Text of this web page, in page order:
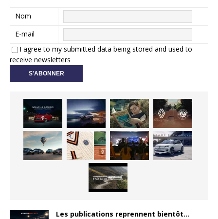
Nom
E-mail
I agree to my submitted data being stored and used to
receive newsletters
Les publications reprennent bientôt…